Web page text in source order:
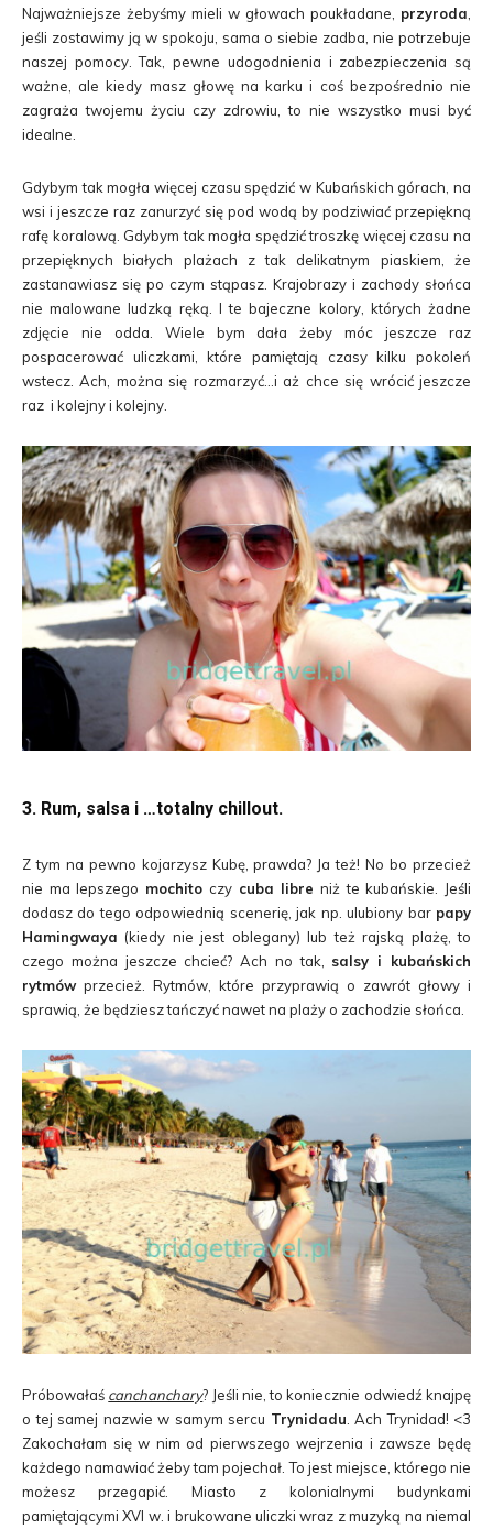
Najważniejsze żebyśmy mieli w głowach poukładane, przyroda,
jeśli zostawimy ją w spokoju, sama o siebie zadba, nie potrzebuje
naszej pomocy. Tak, pewne udogodnienia i zabezpieczenia są
ważne, ale kiedy masz głowę na karku i coś bezpośrednio nie
zagraża twojemu życiu czy zdrowiu, to nie wszystko musi być
idealne.
Gdybym tak mogła więcej czasu spędzić w Kubańskich górach, na
wsi i jeszcze raz zanurzyć się pod wodą by podziwiać przepiękną
rafę koralową. Gdybym tak mogła spędzić troszkę więcej czasu na
przepięknych białych plażach z tak delikatnym piaskiem, że
zastanawiasz się po czym stąpasz. Krajobrazy i zachody słońca
nie malowane ludzką ręką. I te bajeczne kolory, których żadne
zdjęcie nie odda. Wiele bym dała żeby móc jeszcze raz
pospacerować uliczkami, które pamiętają czasy kilku pokoleń
wstecz. Ach, można się rozmarzyć…i aż chce się wrócić jeszcze
raz i kolejny i kolejny.
3. Rum, salsa i …totalny chillout.
Z tym na pewno kojarzysz Kubę, prawda? Ja też! No bo przecież
nie ma lepszego mochito czy cuba libre niż te kubańskie. Jeśli
dodasz do tego odpowiednią scenerię, jak np. ulubiony bar papy
Hamingwaya (kiedy nie jest oblegany) lub też rajską plażę, to
czego można jeszcze chcieć? Ach no tak, salsy i kubańskich
rytmówprzecież. Rytmów, które przyprawią o zawrót głowy i
sprawią, że będziesz tańczyć nawet na plaży o zachodzie słońca.
Próbowałaś canchanchary? Jeśli nie, to koniecznie odwiedź knajpę
o tej samej nazwie w samym sercu Trynidadu . Ach Trynidad! <3
Zakochałam się w nim od pierwszego wejrzenia i zawsze będę
każdego namawiać żeby tam pojechał. To jest miejsce, którego nie
możesz przegapić. Miasto z kolonialnymi budynkami
pamiętającymi XVI w. i brukowane uliczki wraz z muzyką na niemal